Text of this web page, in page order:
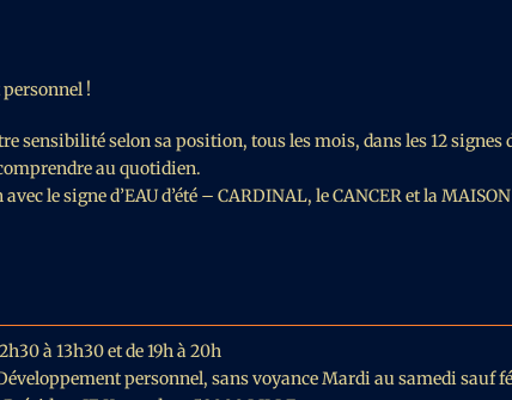
!
sensibilité selon sa position, tous les mois, dans les 12 signes
au quotidien.
le signe d’EAU d’été – CARDINAL, le CANCER et la MAISON
à 13h30 et de 19h à 20h
personnel, sans voyance Mardi au samedi sauf